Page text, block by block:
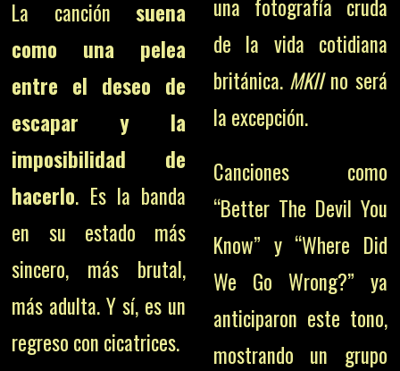
La canciónsuena
como una pelea
entre el deseo de
escapar y la
imposibilidad de
hacerlo. Es la banda
en su estado más
sincero, más brutal,
más adulta. Y sí, es un
regreso con cicatrices.
una fotografía cruda
de la vida cotidiana
británica. MKIIno será
la excepción.
Canciones como
“Better The Devil You
Know” y “Where Did
We Go Wrong?” ya
anticiparon este tono,
mostrando un grupo